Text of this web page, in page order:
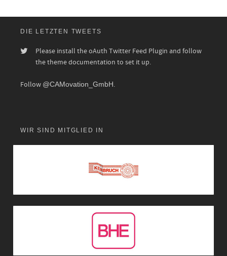
DIE LETZTEN TWEETS
Please install the oAuth Twitter Feed Plugin and follow
the theme documentation to set it up.
Follow @CAMovation_GmbH.
WIR SIND MITGLIED IN